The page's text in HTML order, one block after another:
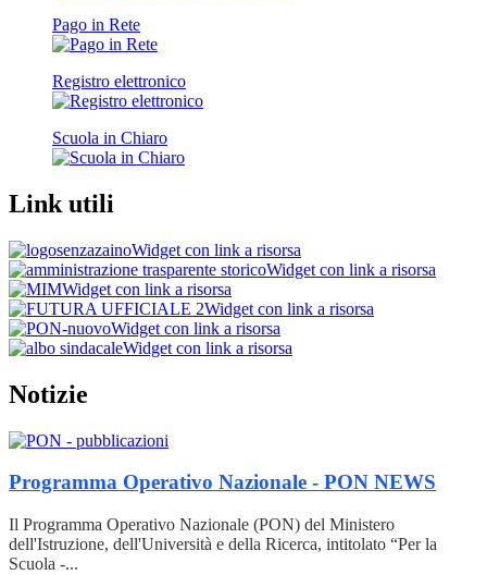
Pago in Rete
Registro elettronico
Scuola in Chiaro
Link utili
Widget con link a risorsa
Widget con link a risorsa
Widget con link a risorsa
Widget con link a risorsa
Widget con link a risorsa
Widget con link a risorsa
Notizie
Programma Operativo Nazionale - PON NEWS
Il Programma Operativo Nazionale (PON) del Ministero
dell'Istruzione, dell'Università e della Ricerca, intitolato “Per la
Scuola -...